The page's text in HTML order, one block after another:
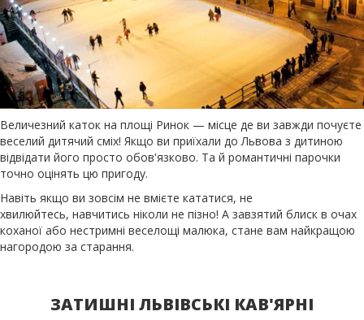
Величезний каток на площі Ринок — місце де ви завжди почуєте
веселий дитячий сміх! Якщо ви приїхали до Львова з дитиною
відвідати його просто обов'язково. Та й романтичні парочки
точно оцінять цю пригоду.
Навіть якщо ви зовсім не вмієте кататися, не
хвилюйтесь, навчитись ніколи не пізно! А завзятий блиск в очах
коханої або нестримні веселощі малюка, стане вам найкращою
нагородою за старання.
ЗАТИШНІ ЛЬВІВСЬКІ КАВ'ЯРНІ